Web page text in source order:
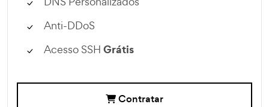
Anti-DDoS
Acesso SSH Grátis
Contratar